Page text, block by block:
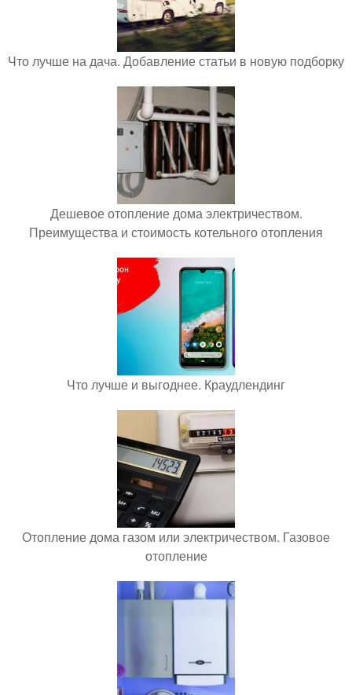
Что лучше на дача. Добавление статьи в новую подборку
Дешевое отопление дома электричеством.
Преимущества и стоимость котельного отопления
Что лучше и выгоднее. Краудлендинг
Отопление дома газом или электричеством. Газовое
отопление